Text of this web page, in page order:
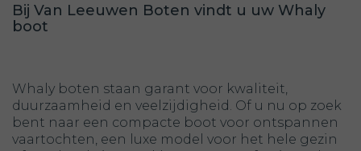
Bij Van Leeuwen Boten vindt u uw Whaly
boot
Whaly boten staan garant voor kwaliteit,
duurzaamheid en veelzijdigheid. Of u nu op zoek
bent naar een compacte boot voor ontspannen
vaartochten, een luxe model voor het hele gezin